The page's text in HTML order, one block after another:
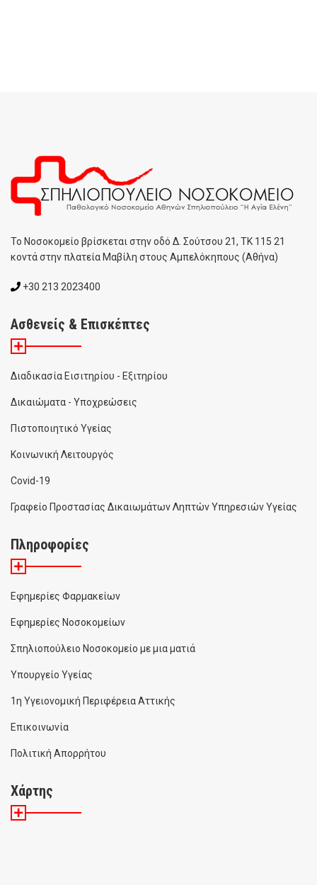
To Noσοκομείο βρίσκεται στην οδό Δ. Σούτσου 21, ΤΚ 115 21
κοντά στην πλατεία Μαβίλη στους Αμπελόκηπους (Αθήνα)
+30 213 2023400
Ασθενείς & Επισκέπτες
Διαδικασία Εισιτηρίου - Εξιτηρίου
Δικαιώματα - Υποχρεώσεις
Πιστοποιητικό Υγείας
Κοινωνική Λειτουργός
Covid-19
Γραφείο Προστασίας Δικαιωμάτων Ληπτών Υπηρεσιών Υγείας
Πληροφορίες
Εφημερίες Φαρμακείων
Εφημερίες Νοσοκομείων
Σπηλιοπούλειο Νοσοκομείο με μια ματιά
Υπουργείο Υγείας
1η Υγειονομική Περιφέρεια Αττικής
Επικοινωνία
Πολιτική Απορρήτου
Χάρτης